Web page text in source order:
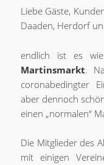
Liebe Gäste,
Daaden, Herdorf
endlich ist es
Martinsmarkt.
coronabedingter
aber dennoch
einen „normalen“
Die Mitglieder des
mit einigen